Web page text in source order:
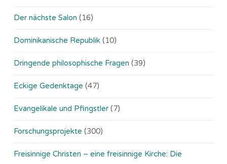
Der nächste Salon (16)
Dominikanische Republik (10)
Dringende philosophische Fragen (39)
Eckige Gedenktage (47)
Evangelikale und Pfingstler (7)
Forschungsprojekte (300)
Freisinnige Christen – eine freisinnige Kirche: Die